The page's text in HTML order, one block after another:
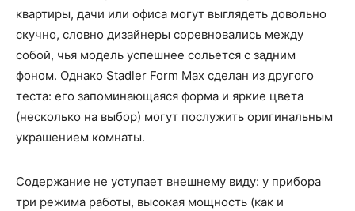
квартиры, дачи или офиса могут выглядеть довольно
скучно, словно дизайнеры соревновались между
собой, чья модель успешнее сольется с задним
фоном. Однако Stadler Form Max сделан из другого
теста: его запоминающаяся форма и яркие цвета
(несколько на выбор) могут послужить оригинальным
украшением комнаты.
Содержание не уступает внешнему виду: у прибора
три режима работы, высокая мощность (как и